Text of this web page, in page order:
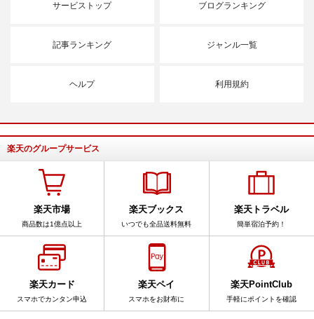
サービストップ ブログランキング
記事ランキング ジャンル一覧
ヘルプ 利用規約
楽天のグループサービス
楽天市場
商品数は1億点以上
楽天ブックス
いつでも全品送料無料
楽天トラベル
簡単宿泊予約！
楽天カード
スマホでカンタン申込
楽天ペイ
スマホをお財布に
楽天PointClub
手軽にポイントを確認